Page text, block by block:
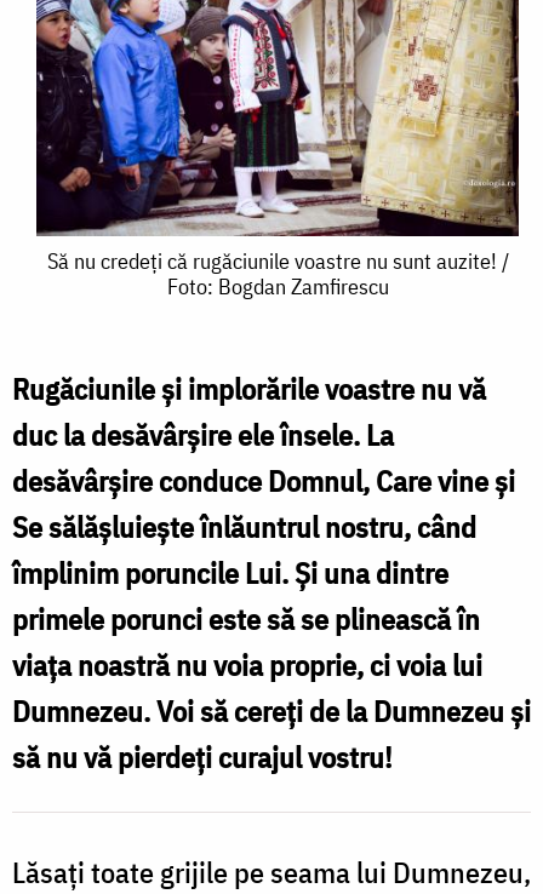
Să
că
rugăciunile
voastre
nu
sunt
auzite!
/
Foto:
Bogdan
Zamfirescu
Să nu credeți că rugăciunile voastre nu sunt auzite! /
Foto: Bogdan Zamfirescu
Rugăciunile şi implorările voastre nu vă
duc la desăvârşire ele însele. La
desăvârşire conduce Domnul, Care vine şi
Se sălăşluieşte înlăuntrul nostru, când
împlinim poruncile Lui. Şi una dintre
primele porunci este să se plinească în
viaţa noastră nu voia proprie, ci voia lui
Dumnezeu. Voi să cereţi de la Dumnezeu şi
să nu vă pierdeţi curajul vostru!
Lăsaţi toate grijile pe seama lui Dumnezeu,